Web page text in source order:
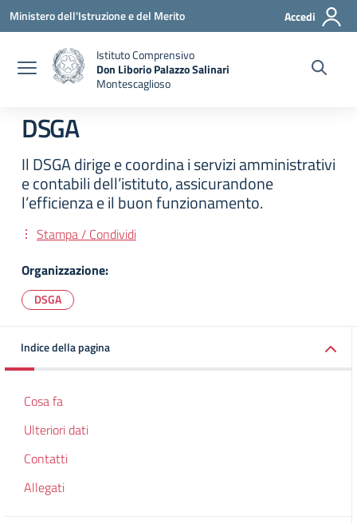
Vai ai contenuti
Vai al menu di navigazione
Vai al footer
Ministero dell'Istruzione e del Merito Accedi
Istituto Comprensivo
Don Liborio Palazzo Salinari
Montescaglioso
DSGA
Il DSGA dirige e coordina i servizi amministrativi
e contabili dell’istituto, assicurandone
l’efficienza e il buon funzionamento.
Stampa / Condividi
Organizzazione:
DSGA
Indice della pagina
Cosa fa
Ulteriori dati
Contatti
Allegati